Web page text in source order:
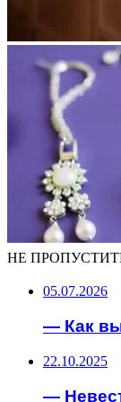
НЕ
05.07.2026
— Как
22.10.2025
—